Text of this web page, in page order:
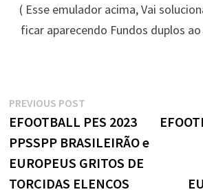
( Esse emulador acima, Vai
ficar aparecendo Fundos duplos
Navegação
de
Post
PREVIOUS POSTPrevious
post:
EFOOTBALL PES 2023
PPSSPP BRASILEIRÃO e
EUROPEUS GRITOS DE
TORCIDAS ELENCOS